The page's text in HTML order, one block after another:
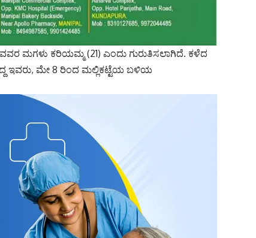
ಮಗಳು ಕರಿಯಮ್ಮ (21) ಎಂದು ಗುರುತಿಸಲಾಗಿದೆ. ಕಳೆದ
ಇವರು, ಮೇ 8 ರಿಂದ ಮಲ್ಲಿಕಟ್ಟೆಯ ಬಳಿಯ